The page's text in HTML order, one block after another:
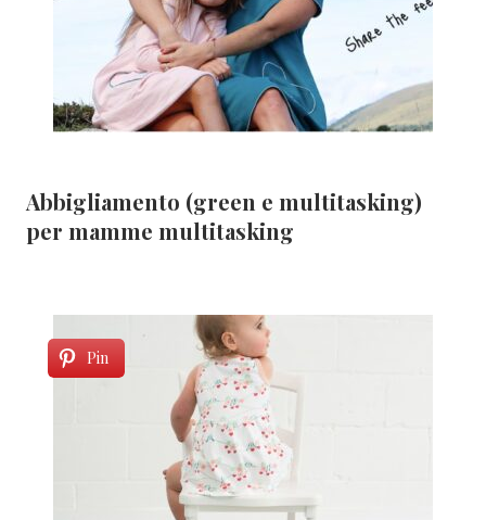
Abbigliamento (green e multitasking)
per mamme multitasking
Pin